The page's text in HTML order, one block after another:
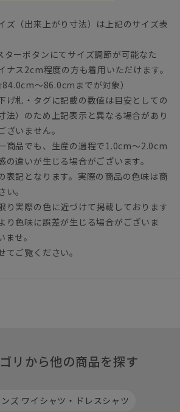
ズ（出来上がり寸法）は上記のサイズ表
ーボタンにてサイズ調節が可能なた
ナス2cm程度の方も着用いただけます。
84.0cm～86.0cmまでが対象）
げ札・タグに記載の数値は目安としての
法）のため上記表示と異なる場合があり
ざいません。
商品でも、生産の過程で1.0cm～2.0cm
違いが生じる場合がございます。
表記となります。実際の商品の色味は商
。
り実際の色に近づけて掲載しております
り色味に誤差が生じる場合がございま
せ。
てご覧ください。
リから他の商品を探す
ンズ ワイシャツ・ドレスシャツ